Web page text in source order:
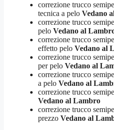
correzione trucco
tecnica a pelo Vedano
correzione trucco
pelo Vedano al
correzione trucco
effetto pelo Vedano al
correzione trucco
per pelo Vedano al
correzione trucco
a pelo Vedano al
correzione trucco
Vedano al Lambro
correzione trucco
prezzo Vedano al